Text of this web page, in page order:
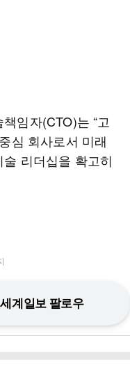
임자(CTO)는 “고
심 회사로서 미래
리더십을 확고히
계일보 팔로우